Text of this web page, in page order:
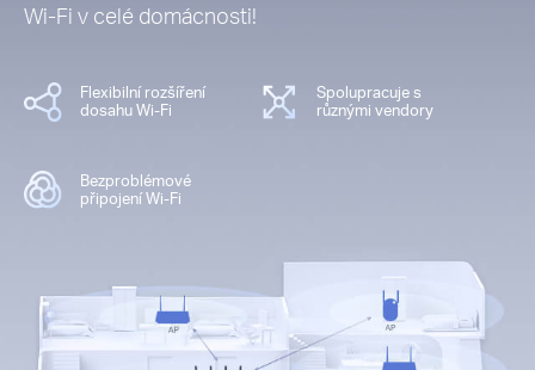
Wi-Fi v celé domácnosti!
Flexibilní rozšíření
dosahu Wi-Fi
Spolupracuje s
různými vendory
Bezproblémové
připojení Wi-Fi